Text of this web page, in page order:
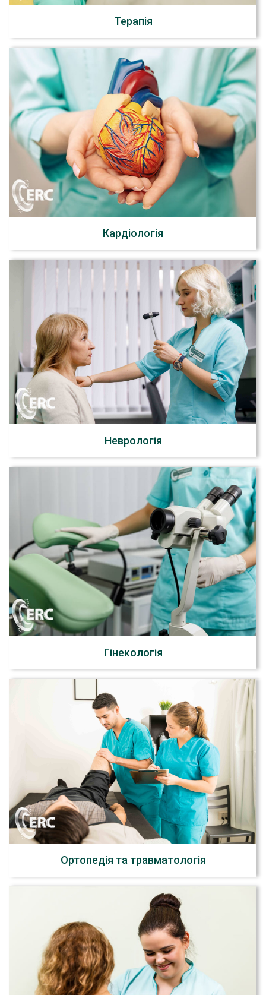
Терапія
Кардіологія
Неврологія
Гінекологія
Ортопедія та травматологія